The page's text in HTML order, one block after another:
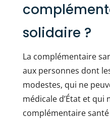
solidaire ?
La complémentaire
aux personnes dont
modestes, qui ne
médicale d’État et qui
complémentaire